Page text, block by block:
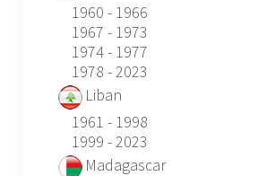
1960 - 1966
1967 - 1973
1974 - 1977
1978 - 2023
Liban
1961 - 1998
1999 - 2023
Madagascar